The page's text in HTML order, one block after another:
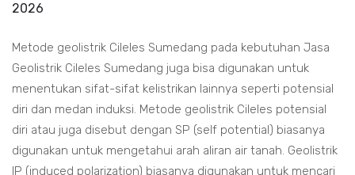
2026
Metode geolistrik Cileles Sumedang pada kebutuhan Jasa
Geolistrik Cileles Sumedang juga bisa digunakan untuk
menentukan sifat-sifat kelistrikan lainnya seperti potensial
diri dan medan induksi. Metode geolistrik Cileles potensial
diri atau juga disebut dengan SP (self potential) biasanya
digunakan untuk mengetahui arah aliran air tanah. Geolistrik
IP (induced polarization) biasanya digunakan untuk mencari